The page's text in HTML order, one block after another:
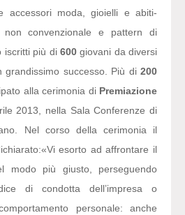
accessori moda, gioielli e abiti-
convenzionale e pattern di
iscritti più di 600giovani da diversi
grandissimo successo. Più di 200
alla cerimonia di Premiazione
2013, nella Sala Conferenze di
Nel corso della cerimonia il
«Vi esorto ad affrontare il
modo più giusto, perseguendo
di condotta dell’impresa o
personale: anche